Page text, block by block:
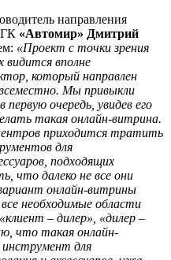
направления
ГК «Автомир» Дмитрий
«Проект с точки зрения
видится вполне
который направлен
Мы привыкли
очередь, увидев его
такая онлайн-витрина.
приходится тратить
для
подходящих
что далеко не все они
онлайн-витрины
необходимые области
– дилер», «дилер –
что такая онлайн-
инструмент для